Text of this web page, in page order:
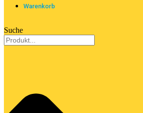
Warenkorb
Suche